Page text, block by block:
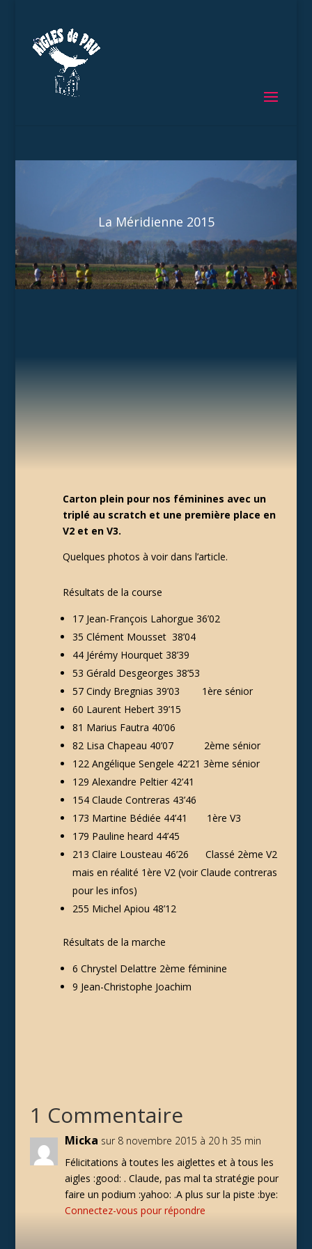
La Méridienne 2015
Carton plein pour nos féminines avec un
triplé au scratch et une première place en
V2 et en V3.
Quelques photos à voir dans l’article.
Résultats de la course
17 Jean-François Lahorgue 36’02
35 Clément Mousset 38’04
44 Jérémy Hourquet 38’39
53 Gérald Desgeorges 38’53
57 Cindy Bregnias 39’03 1ère sénior
60 Laurent Hebert 39’15
81 Marius Fautra 40’06
82 Lisa Chapeau 40’07 2ème sénior
122 Angélique Sengele 42’21 3ème sénior
129 Alexandre Peltier 42’41
154 Claude Contreras 43’46
173 Martine Bédiée 44’41 1ère V3
179 Pauline heard 44’45
213 Claire Lousteau 46’26 Classé 2ème V2
mais en réalité 1ère V2 (voir Claude contreras
pour les infos)
255 Michel Apiou 48’12
Résultats de la marche
6 Chrystel Delattre 2ème féminine
9 Jean-Christophe Joachim
1 Commentaire
Micka sur 8 novembre 2015 à 20 h 35 min
Félicitations à toutes les aiglettes et à tous les
aigles :good: . Claude, pas mal ta stratégie pour
faire un podium :yahoo: .A plus sur la piste :bye:
Connectez-vous pour répondre